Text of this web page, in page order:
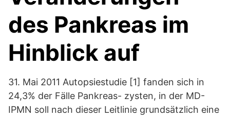
des Pankreas im
Hinblick auf
31. Mai 2011 Autopsiestudie [1] fanden sich in
24,3% der Fälle Pankreas- zysten, in der MD-
IPMN soll nach dieser Leitlinie grundsätzlich eine